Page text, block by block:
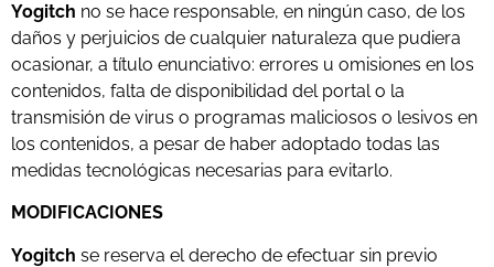
Yogitch no se hace responsable, en ningún caso, de los
daños y perjuicios de cualquier naturaleza que pudiera
ocasionar, a título enunciativo: errores u omisiones en los
contenidos, falta de disponibilidad del portal o la
transmisión de virus o programas maliciosos o lesivos en
los contenidos, a pesar de haber adoptado todas las
medidas tecnológicas necesarias para evitarlo.
MODIFICACIONES
Yogitch se reserva el derecho de efectuar sin previo